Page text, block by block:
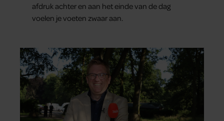
afdruk achter en aan het einde van de dag
voelen je voeten zwaar aan.